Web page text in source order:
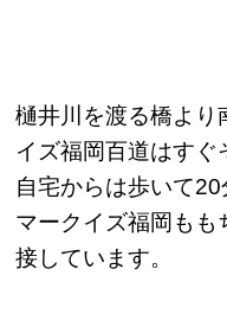
樋井川を渡る橋より
イズ福岡百道はすぐ
自宅からは歩いて20
マークイズ福岡も
接しています。